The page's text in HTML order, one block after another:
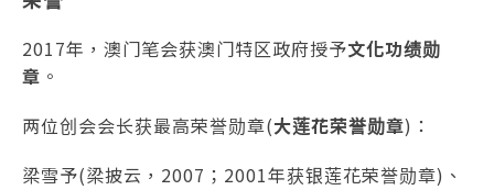
2017年，澳门笔会获澳门特区政府授予文化功绩勋
章 。
两位创会会长获最高荣誉勋章(大莲花荣誉勋章)：
梁雪予(梁披云，2007；2001年获银莲花荣誉勋章)、